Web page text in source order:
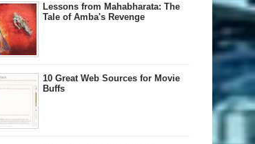
Lessons from Mahabharata: The
Tale of Amba's Revenge
10 Great Web Sources for Movie
Buffs